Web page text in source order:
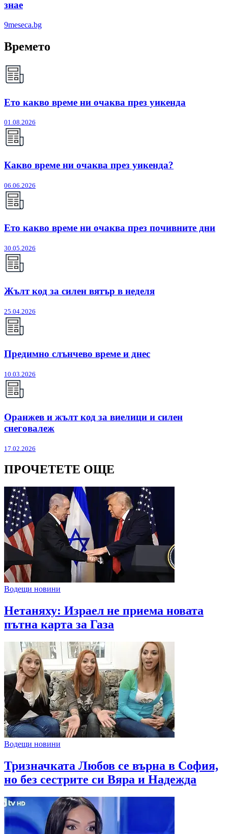
знае
9meseca.bg
Времето
Ето какво време ни очаква през уикенда
01.08.2026
Какво време ни очаква през уикенда?
06.06.2026
Ето какво време ни очаква през почивните дни
30.05.2026
Жълт код за силен вятър в неделя
25.04.2026
Предимно слънчево време и днес
10.03.2026
Оранжев и жълт код за виелици и силен
снеговалеж
17.02.2026
ПРОЧЕТЕТЕ ОЩЕ
Водещи новини
Нетаняху: Израел не приема новата
пътна карта за Газа
Водещи новини
Тризначката Любов се върна в София,
но без сестрите си Вяра и Надежда